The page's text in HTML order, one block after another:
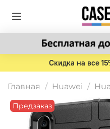
Скидка на все
Главная Huawei
Предзаказ